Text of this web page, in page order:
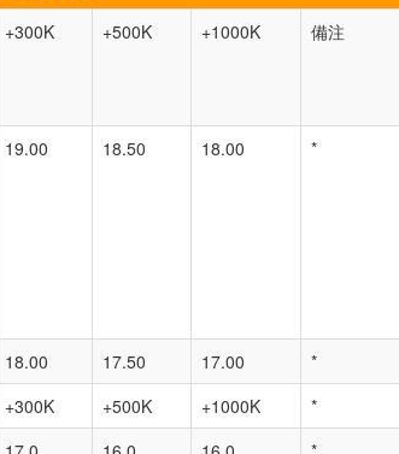
+300K +500K +1000K 備注
19.00 18.50 18.00 *
18.00 17.50 17.00
*
+300K +500K +1000K
*